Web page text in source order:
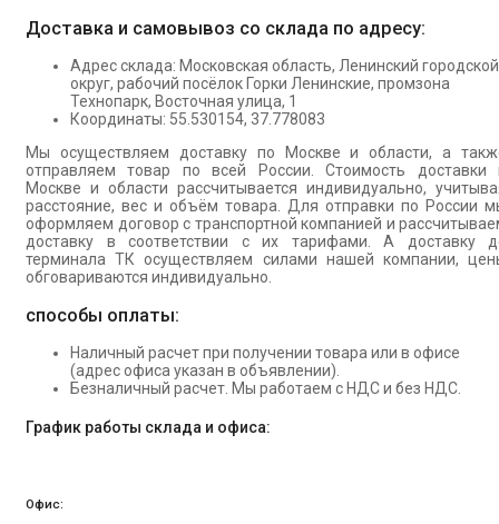
Доставка и самовывоз со склада по адресу:
Адрес склада: Московская область, Ленинский городской
округ, рабочий посёлок Горки Ленинские, промзона
Технопарк, Восточная улица, 1
Координаты: 55.530154, 37.778083
Мы осуществляем доставку по Москве и области, а
отправляем товар по всей России. Стоимость доставки
Москве и области рассчитывается индивидуально,
расстояние, вес и объём товара. Для отправки по России
оформляем договор с транспортной компанией и
доставку в соответствии с их тарифами. А доставку
терминала ТК осуществляем силами нашей компании,
обговариваются индивидуально.
способы оплаты:
Наличный расчет при получении товара или в офисе
(адрес офиса указан в объявлении).
Безналичный расчет. Мы работаем с НДС и без НДС.
График работы склада и офиса:
Офис: